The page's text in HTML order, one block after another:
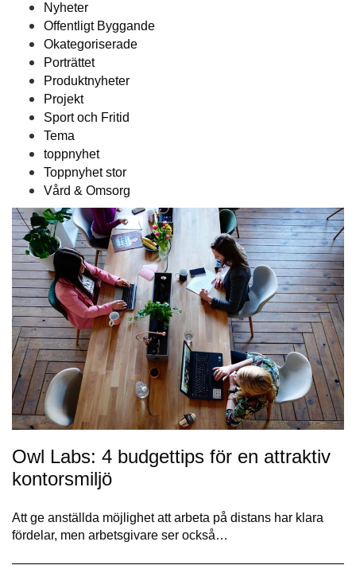
Nyheter
Offentligt Byggande
Okategoriserade
Porträttet
Produktnyheter
Projekt
Sport och Fritid
Tema
toppnyhet
Toppnyhet stor
Vård & Omsorg
Owl Labs: 4 budgettips för en attraktiv
kontorsmiljö
Att ge anställda möjlighet att arbeta på distans har klara
fördelar, men arbetsgivare ser också…